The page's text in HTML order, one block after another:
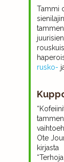
Tammi
rusko-
Ote
kirjasta